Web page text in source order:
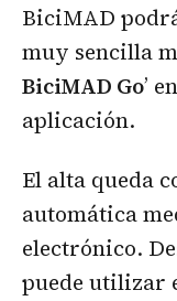
BiciMAD
muy sencilla
BiciMAD Go’
aplicación.
El alta queda
automática
electrónico.
puede utilizar